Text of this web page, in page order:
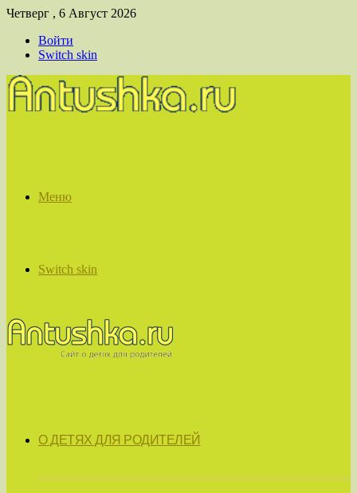
Четверг , 6 Август 2026
Войти
Switch skin
Меню
Switch skin
О ДЕТЯХ ДЛЯ РОДИТЕЛЕЙ